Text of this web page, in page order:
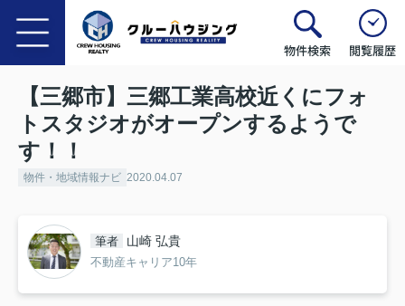
物件検索 閲覧履歴
【三郷市】三郷工業高校近くにフォ
トスタジオがオープンするようで
す！！
物件・地域情報ナビ 2020.04.07
筆者 山崎 弘貴
不動産キャリア10年